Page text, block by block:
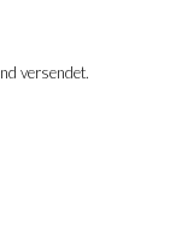
versendet.